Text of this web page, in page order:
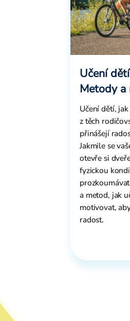
Učení
Metody a
Učení dětí,
z těch
přinášejí
Jakmile se
otevře si
fyzickou
a metod, jak
motivovat,
radost.